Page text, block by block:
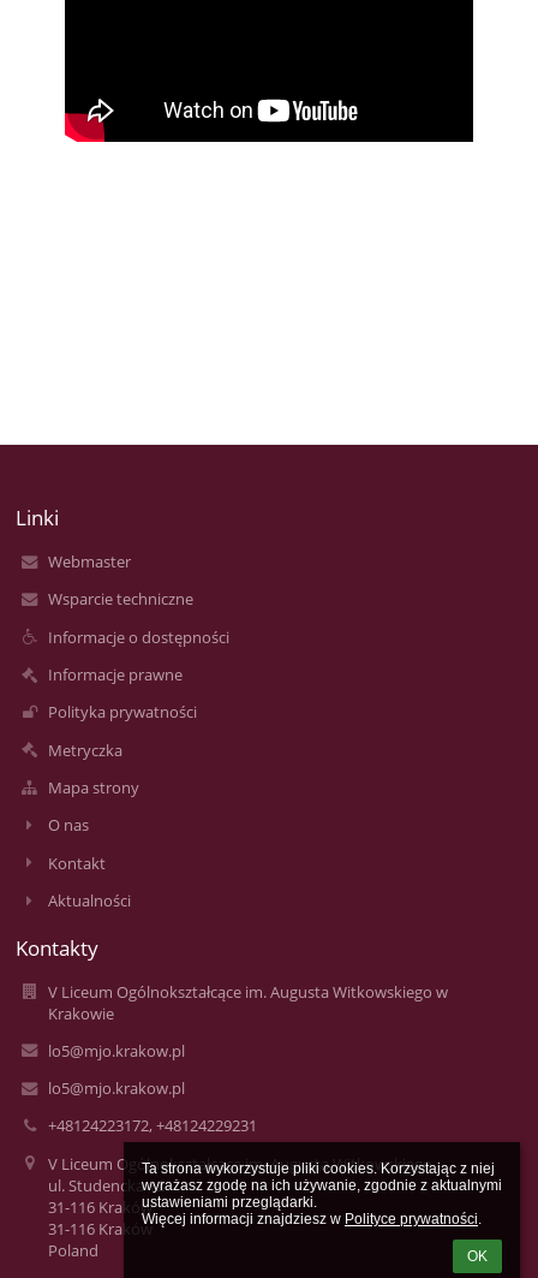
Ta strona wykorzystuje pliki cookies. Korzystając z niej
wyrażasz zgodę na ich używanie, zgodnie z aktualnymi
ustawieniami przeglądarki.
Więcej informacji znajdziesz w Polityce prywatności.
OK
Linki
Webmaster
Wsparcie techniczne
Informacje o dostępności
Informacje prawne
Polityka prywatności
Metryczka
Mapa strony
O nas
Kontakt
Aktualności
Kontakty
V Liceum Ogólnokształcące im. Augusta Witkowskiego w
Krakowie
lo5@mjo.krakow.pl
lo5@mjo.krakow.pl
+48124223172, +48124229231
V Liceum Ogólnokształcące im. Augusta Witkowskiego
ul. Studencka 12
31-116 Kraków
31-116 Kraków
Poland